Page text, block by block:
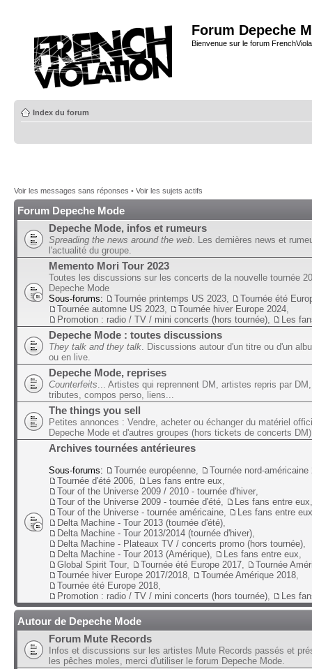
Forum Depeche
Bienvenue sur le forum
Index du forum
Voir les messages sans réponses • Voir les sujets actifs
Forum Depeche Mode
Depeche Mode, infos et rumeurs
Spreading the news around the web . Les dernières news et
l'actualité du groupe.
Memento Mori Tour 2023
Toutes les discussions sur les concerts de la nouvelle tournée
Depeche Mode
Sous-forums:
Tournée printemps US 2023
Tournée été
Tournée automne US 2023
Tournée hiver Europe 2024
Promotion : radio / TV / mini concerts (hors tournée)
Les
Depeche Mode : toutes discussions
They talk and they talk . Discussions autour d'un titre ou d'un
ou en live.
Depeche Mode, reprises
Counterfeits ... Artistes qui reprennent DM, artistes repris par
tributes, compos perso, liens...
The things you sell
Petites annonces : Vendre, acheter ou échanger du matériel
Depeche Mode et d'autres groupes (hors tickets de concerts DM)
Archives tournées antérieures
Sous-forums: Tournée européenne
Tournée nord-américaine
Tournée d'été 2006
Les fans entre eux
Tour of the Universe 2009 / 2010 - tournée d'hiver
Tour of the Universe 2009 - tournée d'été
Les fans entre eux
Tour of the Universe - tournée américaine
Les fans entre eux
Delta Machine - Tour 2013 (tournée d'été)
Delta Machine - Tour 2013/2014 (tournée d'hiver)
Delta Machine - Plateaux TV / concerts promo (hors tournée)
Delta Machine - Tour 2013 (Amérique)
Les fans entre eux
Global Spirit Tour
Tournée été Europe 2017
Tournée
Tournée hiver Europe 2017/2018
Tournée Amérique 2018
Tournée été Europe 2018
Promotion : radio / TV / mini concerts (hors tournée)
Les
Autour de Depeche Mode
Forum Mute Records
Infos et discussions sur les artistes Mute Records passés et
les pêches moles, merci d'utiliser le forum Depeche Mode.